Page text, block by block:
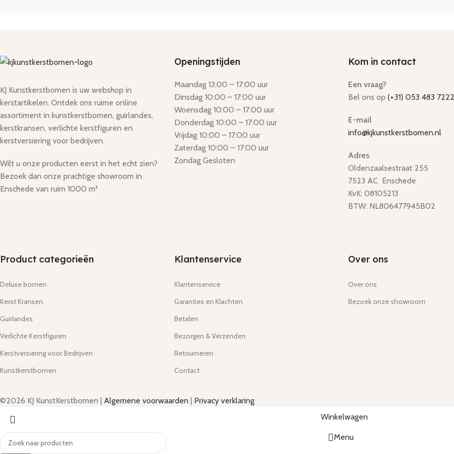
KJ Kunstkerstbomen is uw webshop in
kerstartikelen. Ontdek ons ruime online
assortiment in kunstkerstbomen, guirlandes,
kerstkransen, verlichte kerstfiguren en
kerstversiering voor bedrijven.
Wilt u onze producten eerst in het echt zien?
Bezoek dan onze prachtige showroom in
Enschede van ruim 1000 m²
Openingstijden
Maandag 13:00 – 17:00 uur
Dinsdag 10:00 – 17:00 uur
Woensdag 10:00 – 17:00 uur
Donderdag 10:00 – 17:00 uur
Vrijdag 10:00 – 17:00 uur
Zaterdag 10:00 – 17:00 uur
Zondag Gesloten
Kom in contact
Een vraag?
Bel ons op (+31) 053 483 7222
E-mail
info@kjkunstkerstbomen.nl
Adres
Oldenzaalsestraat 255
7523 AC Enschede
KvK: 08105213
BTW: NL806477945B02
Product categorieën
Deluxe bomen
Kerst Kransen
Guirlandes
Verlichte Kerstfiguren
Kerstversiering voor Bedrijven
Kunstkerstbomen
Klantenservice
Klantenservice
Garanties en Klachten
Betalen
Bezorgen & Verzenden
Retourneren
Contact
Over ons
Over ons
Bezoek onze showroom
©2026 KJ KunstKerstbomen | Algemene voorwaarden | Privacy verklaring
Winkelwagen
Menu